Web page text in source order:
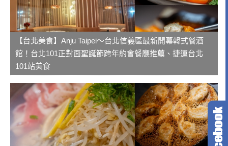
【台北美食】Anju Taipei～台北信義區最新開幕韓式餐酒
館！台北101正對面聖誕節跨年約會餐廳推薦、捷運台北
101站美食